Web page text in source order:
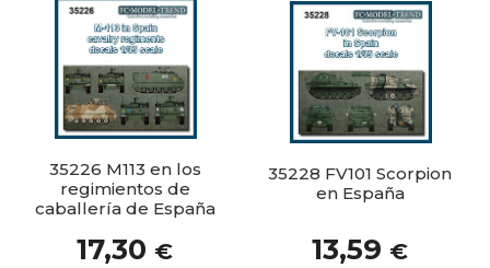
35226 M113 en los
regimientos de
caballería de España
17,30 €
35228 FV101 Scorpion
en España
13,59 €